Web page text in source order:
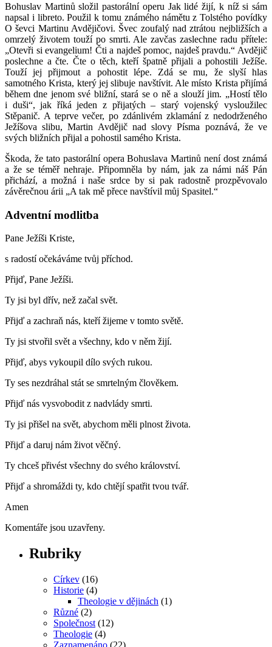
Bohuslav Martinů složil pastorální operu Jak lidé žijí, k níž si sám
napsal i libreto. Použil k tomu známého námětu z Tolstého povídky
O ševci Martinu Avdějičovi. Švec zoufalý nad ztrátou nejbližších a
omrzelý životem touží po smrti. Ale zavčas zaslechne radu přítele:
„Otevři si evangelium! Čti a najdeš pomoc, najdeš pravdu.“ Avdějič
poslechne a čte. Čte o těch, kteří špatně přijali a pohostili Ježíše.
Touží jej přijmout a pohostit lépe. Zdá se mu, že slyší hlas
samotného Krista, který jej slibuje navštívit. Ale místo Krista přijímá
během dne jenom své bližní, stará se o ně a slouží jim. „Hostí tělo
i duši“, jak říká jeden z přijatých – starý vojenský vysloužilec
Stěpanič. A teprve večer, po zdánlivém zklamání z nedodrženého
Ježíšova slibu, Martin Avdějič nad slovy Písma poznává, že ve
svých bližních přijal a pohostil samého Krista.
Škoda, že tato pastorální opera Bohuslava Martinů není dost známá
a že se téměř nehraje. Připomněla by nám, jak za námi náš Pán
přichází, a možná i naše srdce by si pak radostně prozpěvovalo
závěrečnou árii „A tak mě přece navštívil můj Spasitel.“
Adventní modlitba
Pane Ježíši Kriste,
s radostí očekáváme tvůj příchod.
Přijď, Pane Ježíši.
Ty jsi byl dřív, než začal svět.
Přijď a zachraň nás, kteří žijeme v tomto světě.
Ty jsi stvořil svět a všechny, kdo v něm žijí.
Přijď, abys vykoupil dílo svých rukou.
Ty ses nezdráhal stát se smrtelným člověkem.
Přijď nás vysvobodit z nadvlády smrti.
Ty jsi přišel na svět, abychom měli plnost života.
Přijď a daruj nám život věčný.
Ty chceš přivést všechny do svého království.
Přijď a shromáždi ty, kdo chtějí spatřit tvou tvář.
Amen
Komentáře jsou uzavřeny.
Rubriky
Církev (16)
Historie (4)
Theologie v dějinách (1)
Různé (2)
Společnost (12)
Theologie (4)